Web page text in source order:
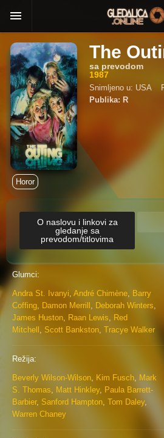
The
sa prevodom
1987
Snimljeno u: USA
Publika: R
Horor
O naslovu i linkovi za
gledanje sa
prevodom/titlovima
Glumci:
Andra St. Ivanyi, André Chimène, Barry
Coffing, Damon Merrill , Deborah Winters,
James Huston, Raan Lewis, Red
Mitchell , Scott Bankston, Tracye Walker
Režija:
Beverly Wilson-Wilson, Kim Fusch, Mark
S. Thomas, Matt Hinkley, Paula Barrett-
Barbier, Sanford Hampton, Tom Daley,
Warren Chaney